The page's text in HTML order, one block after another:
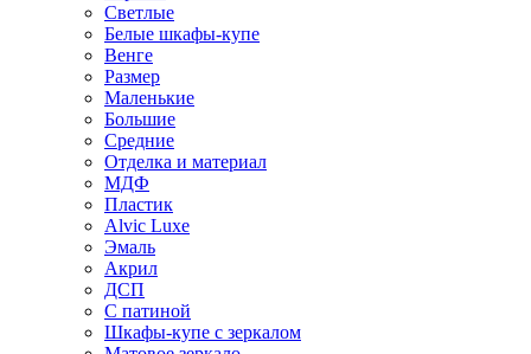
Светлые
Белые шкафы-купе
Венге
Размер
Маленькие
Большие
Средние
Отделка и материал
МДФ
Пластик
Alvic Luxe
Эмаль
Акрил
ДСП
С патиной
Шкафы-купе с зеркалом